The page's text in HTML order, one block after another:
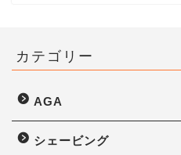
カテゴリー
AGA
シェービング